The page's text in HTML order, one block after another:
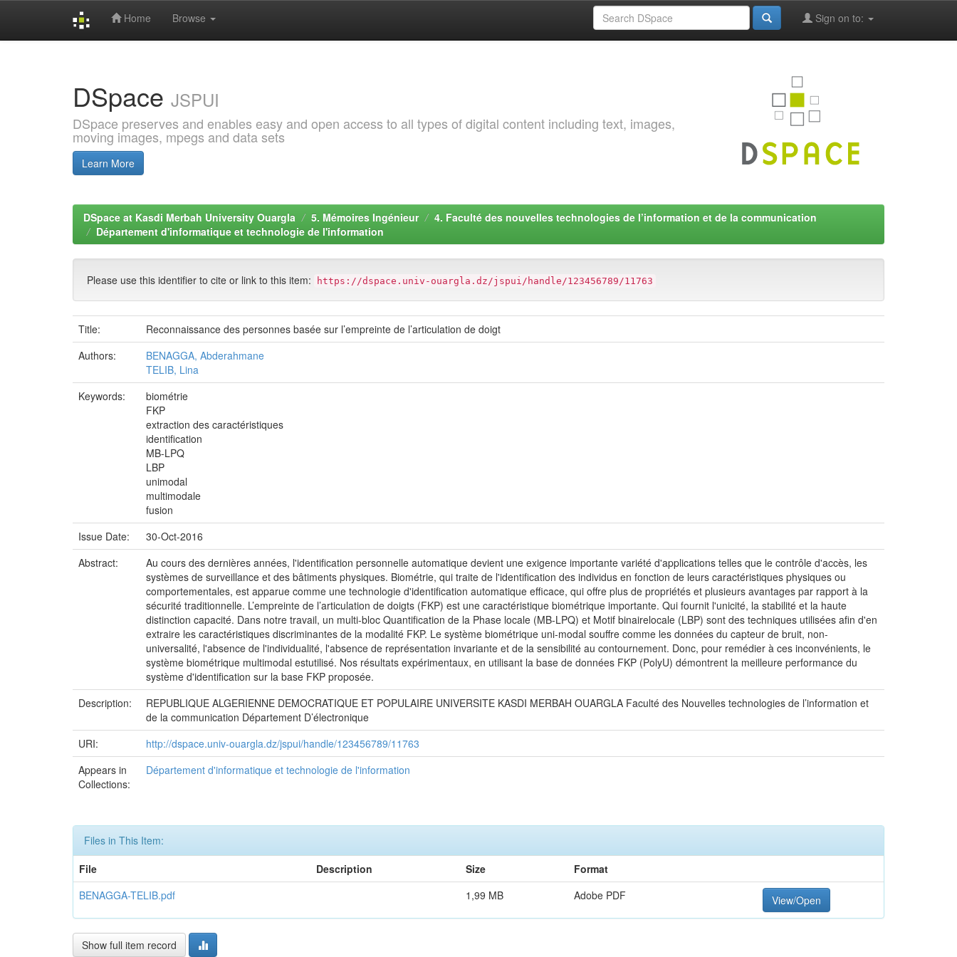
Home Browse Sign on to:
DSpace JSPUI
DSpace preserves and enables easy and open access to all types of digital content including text, images,
moving images, mpegs and data sets
Learn More
DSpace at Kasdi Merbah University Ouargla 5. Mémoires Ingénieur
4. Faculté des nouvelles technologies de l’information et de la communication
Département d'informatique et technologie de l'information
Please use this identifier to cite or link to this item: https://dspace.univ-ouargla.dz/jspui/handle/123456789/11763
Title:
Reconnaissance des personnes basée sur l’empreinte de l’articulation de doigt
Authors:
BENAGGA, Abderahmane
TELIB, Lina
Keywords:
biométrie
FKP
extraction des caractéristiques
identification
MB-LPQ
LBP
unimodal
multimodale
fusion
Issue Date:
30-Oct-2016
Abstract:
Au cours des dernières années, l'identification personnelle automatique devient une exigence importante variété d'applications telles que le contrôle d'accès, les
systèmes de surveillance et des bâtiments physiques. Biométrie, qui traite de l'identification des individus en fonction de leurs caractéristiques physiques ou
comportementales, est apparue comme une technologie d'identification automatique efficace, qui offre plus de propriétés et plusieurs avantages par rapport à la
sécurité traditionnelle. L’empreinte de l’articulation de doigts (FKP) est une caractéristique biométrique importante. Qui fournit l'unicité, la stabilité et la haute
distinction capacité. Dans notre travail, un multi-bloc Quantification de la Phase locale (MB-LPQ) et Motif binairelocale (LBP) sont des techniques utilisées afin d'en
extraire les caractéristiques discriminantes de la modalité FKP. Le système biométrique uni-modal souffre comme les données du capteur de bruit, non-
universalité, l'absence de l'individualité, l'absence de représentation invariante et de la sensibilité au contournement. Donc, pour remédier à ces inconvénients, le
système biométrique multimodal estutilisé. Nos résultats expérimentaux, en utilisant la base de données FKP (PolyU) démontrent la meilleure performance du
système d'identification sur la base FKP proposée.
Description:
REPUBLIQUE ALGERIENNE DEMOCRATIQUE ET POPULAIRE UNIVERSITE KASDI MERBAH OUARGLA Faculté des Nouvelles technologies de l’information et
de la communication Département D’électronique
URI:
http://dspace.univ-ouargla.dz/jspui/handle/123456789/11763
Appears in
Collections:
Département d'informatique et technologie de l'information
Files in This Item:
File
Description Size
Format
BENAGGA-TELIB.pdf
1,99 MB Adobe PDF View/Open
Show full item record